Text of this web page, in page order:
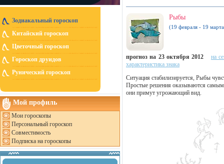
Зодиакальный гороскоп
Китайский гороскоп
Цветочный гороскоп
Гороскоп друидов
Рунический гороскоп
Мой профиль
Мои гороскопы
Персональный гороскоп
Совместимость
Подписка на гороскопы
Рыбы
(19 февраля - 19
прогноз на 23 октября 2012
на
характеристика знака
Ситуация стабилизируется, Рыбы
Простые решения оказываются
они примут угрожающий вид.